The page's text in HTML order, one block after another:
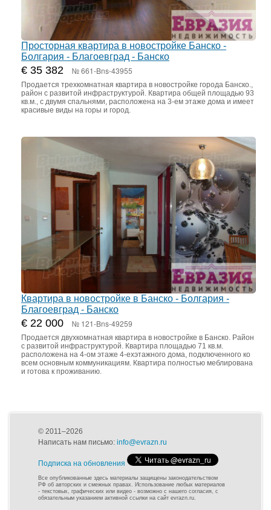
Просторная квартира в новостройке Банско -
Болгария - Благоевград - Банско
€ 35 382 № 661-Bns-43955
Продается трехкомнатная квартира в новостройке города Банско.,
район с развитой инфраструктурой. Квартира общей площадью 93
кв.м., с двумя спальнями, расположена на 3-ем этаже дома и имеет
красивые виды на горы и город.
Квартира в новостройке в Банско - Болгария -
Благоевград - Банско
€ 22 000 № 121-Bns-49259
Продается двухкомнатная квартира в новостройке в Банско. Район
с развитой инфраструктурой. Квартира площадью 71 кв.м.
расположена на 4-ом этаже 4-ехэтажного дома, подключенного ко
всем основным коммуникациям. Квартира полностью меблирована
и готова к проживанию.
© 2011–2026
Написать нам письмо: info@evrazn.ru
Подписка на обновления
Все опубликованные здесь материалы защищены законодательством
РФ об авторских и смежных правах. Использование любых материалов
- текстовых, графических или видео - возможно с нашего согласия, с
обязательным указанием активной ссылки на сайт evrazn.ru.